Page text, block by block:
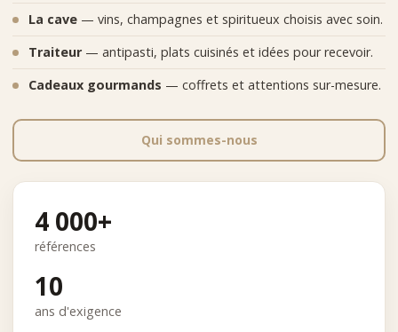
La cave — vins, champagnes et spiritueux choisis avec soin.
Traiteur — antipasti, plats cuisinés et idées pour recevoir.
Cadeaux gourmands — coffrets et attentions sur-mesure.
Qui sommes-nous
4 000+
références
10
ans d'exigence